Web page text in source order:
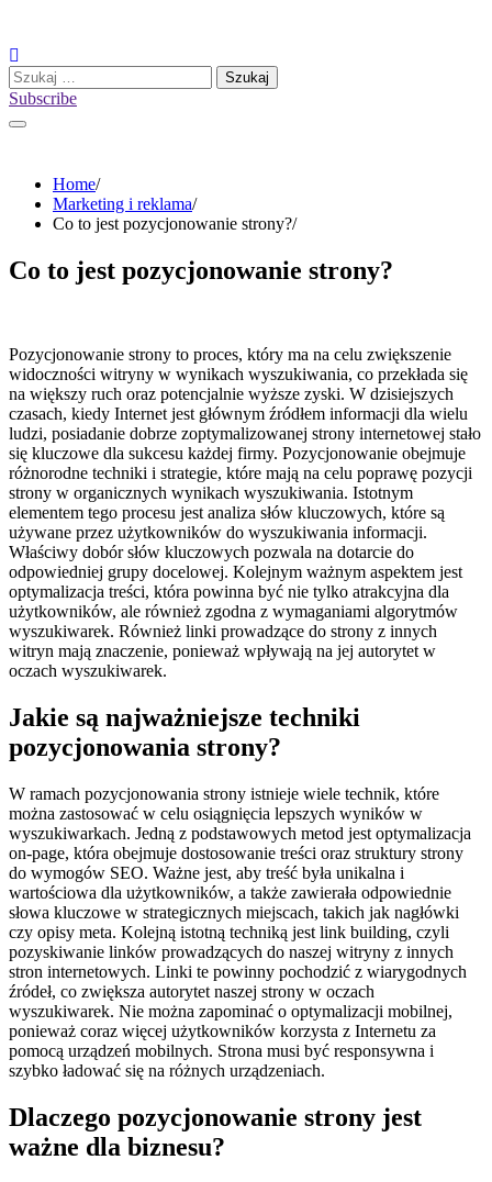
content
Szukaj:
Subscribe
Home
Marketing i reklama
Co to jest pozycjonowanie strony?
Co to jest pozycjonowanie strony?
Pozycjonowanie strony to proces, który ma na celu zwiększenie
widoczności witryny w wynikach wyszukiwania, co przekłada się
na większy ruch oraz potencjalnie wyższe zyski. W dzisiejszych
czasach, kiedy Internet jest głównym źródłem informacji dla wielu
ludzi, posiadanie dobrze zoptymalizowanej strony internetowej stało
się kluczowe dla sukcesu każdej firmy. Pozycjonowanie obejmuje
różnorodne techniki i strategie, które mają na celu poprawę pozycji
strony w organicznych wynikach wyszukiwania. Istotnym
elementem tego procesu jest analiza słów kluczowych, które są
używane przez użytkowników do wyszukiwania informacji.
Właściwy dobór słów kluczowych pozwala na dotarcie do
odpowiedniej grupy docelowej. Kolejnym ważnym aspektem jest
optymalizacja treści, która powinna być nie tylko atrakcyjna dla
użytkowników, ale również zgodna z wymaganiami algorytmów
wyszukiwarek. Również linki prowadzące do strony z innych
witryn mają znaczenie, ponieważ wpływają na jej autorytet w
oczach wyszukiwarek.
Jakie są najważniejsze techniki
pozycjonowania strony?
W ramach pozycjonowania strony istnieje wiele technik, które
można zastosować w celu osiągnięcia lepszych wyników w
wyszukiwarkach. Jedną z podstawowych metod jest optymalizacja
on-page, która obejmuje dostosowanie treści oraz struktury strony
do wymogów SEO. Ważne jest, aby treść była unikalna i
wartościowa dla użytkowników, a także zawierała odpowiednie
słowa kluczowe w strategicznych miejscach, takich jak nagłówki
czy opisy meta. Kolejną istotną techniką jest link building, czyli
pozyskiwanie linków prowadzących do naszej witryny z innych
stron internetowych. Linki te powinny pochodzić z wiarygodnych
źródeł, co zwiększa autorytet naszej strony w oczach
wyszukiwarek. Nie można zapominać o optymalizacji mobilnej,
ponieważ coraz więcej użytkowników korzysta z Internetu za
pomocą urządzeń mobilnych. Strona musi być responsywna i
szybko ładować się na różnych urządzeniach.
Dlaczego pozycjonowanie strony jest
ważne dla biznesu?